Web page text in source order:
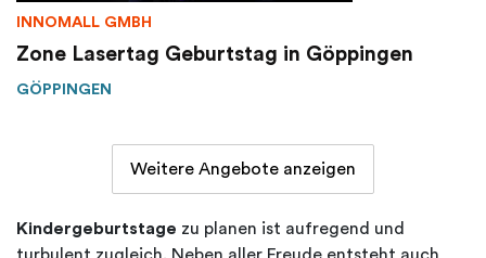
INNOMALL GMBH
Zone Lasertag Geburtstag in Göppingen
GÖPPINGEN
Weitere Angebote anzeigen
Kindergeburtstage zu planen ist aufregend und
turbulent zugleich. Neben aller Freude entsteht auch